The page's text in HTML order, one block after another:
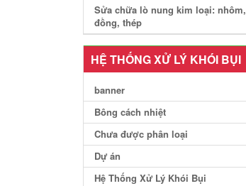
Sửa chữa lò nung kim loại: nhôm,
đồng, thép
HỆ THỐNG XỬ LÝ KHÓI BỤI
banner
Bông cách nhiệt
Chưa được phân loại
Dự án
Hệ Thống Xử Lý Khói Bụi